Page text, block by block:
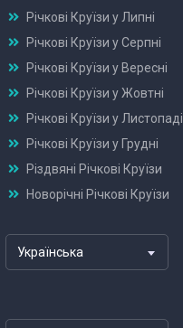
Річкові Круїзи у Липні
Річкові Круїзи у Серпні
Річкові Круїзи у Вересні
Річкові Круїзи у Жовтні
Річкові Круїзи у Листопаді
Річкові Круїзи у Грудні
Різдвяні Річкові Круїзи
Новорічні Річкові Круїзи
Українська